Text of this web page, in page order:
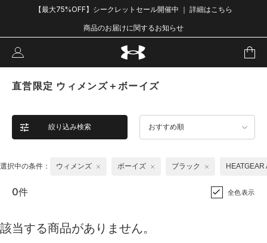
【最大75%OFF】シークレットセール開催中 ｜ 詳細はこちら
商品のお届けに関するお知らせ
直営限定 ウィメンズ＋ボーイズ
絞り込み検索 おすすめ順
選択中の条件： ウィメンズ ボーイズ ブラック
0件 全色表示
該当する商品がありません。